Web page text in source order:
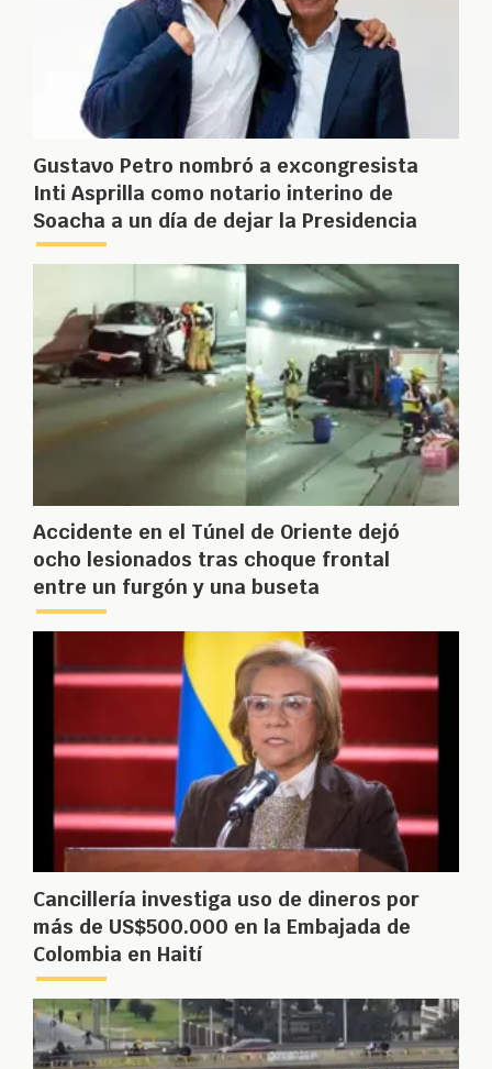
Gustavo Petro nombró a excongresista
Inti Asprilla como notario interino de
Soacha a un día de dejar la Presidencia
Accidente en el Túnel de Oriente dejó
ocho lesionados tras choque frontal
entre un furgón y una buseta
Cancillería investiga uso de dineros por
más de US$500.000 en la Embajada de
Colombia en Haití